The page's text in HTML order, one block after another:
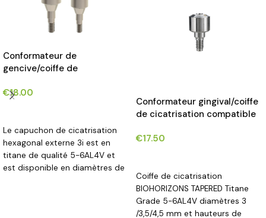
Conformateur de
gencive/coiffe de
avec l’implants 3i External
€18.00
Le capuchon de cicatrisation
hexagonal externe 3i est en
titane de qualité 5-6AL4V et
est disponible en diamètres de
Conformateur gingival/coiffe
de cicatrisation compatible
TAPERED® implants*
€17.50
Coiffe de cicatrisation
BIOHORIZONS TAPERED Titane
Grade 5-6AL4V diamètres 3
/3,5/4,5 mm et hauteurs de